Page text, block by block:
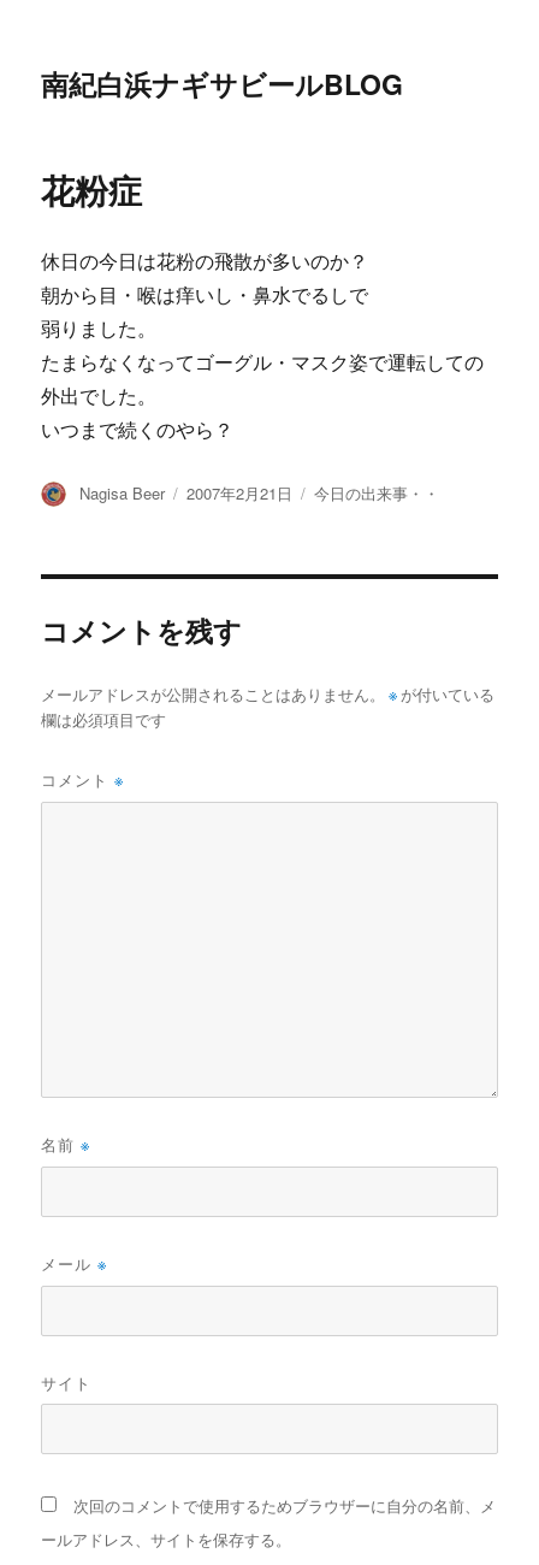
南紀白浜ナギサビールBLOG
花粉症
休日の今日は花粉の飛散が多いのか？
朝から目・喉は痒いし・鼻水でるしで
弱りました。
たまらなくなってゴーグル・マスク姿で運転しての
外出でした。
いつまで続くのやら？
投
Nagisa Beer
投
2007年2月21日
カ
今日の出来事・・
コメントを残す
メールアドレスが公開されることはありません。 ※ が付いている
欄は必須項目です
コメント※
名前※
メール※
サイト
次回のコメントで使用するためブラウザーに自分の名前、メ
ールアドレス、サイトを保存する。